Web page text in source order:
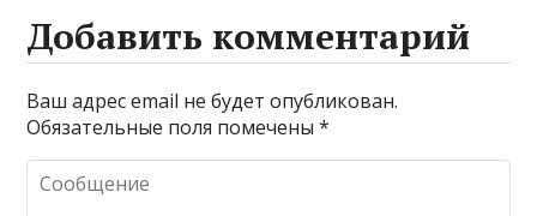
Добавить комментарий
Ваш адрес email не будет опубликован.
Обязательные поля помечены*